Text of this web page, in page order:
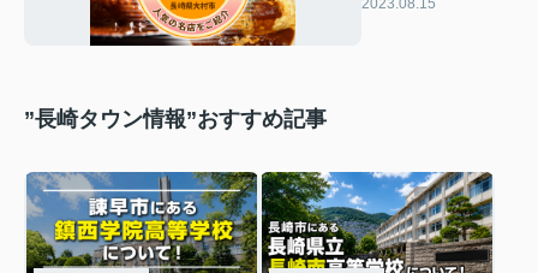
2023.08.15
”長崎タウン情報”おすすめ記事